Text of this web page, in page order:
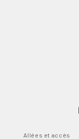
Allées et accès